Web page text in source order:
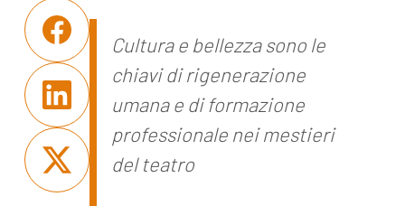
Cultura e bellezza sono le
chiavi di rigenerazione
umana e di formazione
professionale nei mestieri
del teatro
News
Appuntamenti
e blog progetti
Seguici sui social: